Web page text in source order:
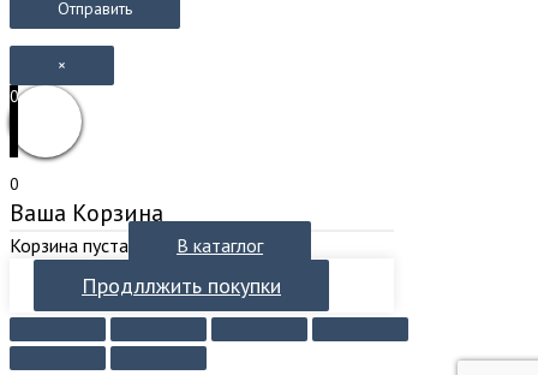
×
0
0
Ваша Корзина
Корзина пуста В катаглог
Продллжить покупки